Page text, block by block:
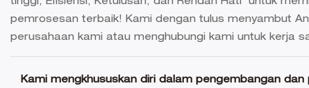
tinggi, Efisiensi, Ketulusan, dan Rendah Hati' untuk
pemrosesan terbaik! Kami dengan tulus menyambut
perusahaan kami atau menghubungi kami untuk kerja
Kami mengkhususkan diri dalam pengembangan